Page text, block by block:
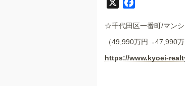
c
e
o
☆千代田区一番町/マン
（49,990万円→47,990万
https://www.kyoei-